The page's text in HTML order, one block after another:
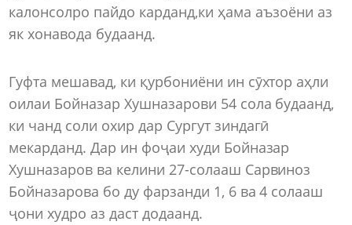
калонсолро пайдо карданд,ки ҳама аъзоёни аз
як хонавода будаанд.
Гуфта мешавад, ки қурбониёни ин сӯхтор аҳли
оилаи Бойназар Хушназарови 54 сола будаанд,
ки чанд соли охир дар Сургут зиндагӣ
мекарданд. Дар ин фоҷаи худи Бойназар
Хушназаров ва келини 27-солааш Сарвиноз
Бойназарова бо ду фарзанди 1, 6 ва 4 солааш
ҷони худро аз даст додаанд.